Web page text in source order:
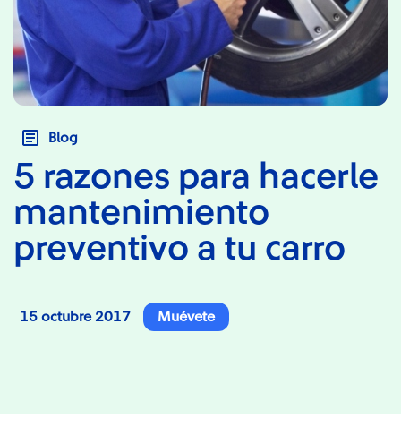
Blog
5 razones para hacerle
mantenimiento
preventivo a tu carro
15 octubre 2017 Muévete